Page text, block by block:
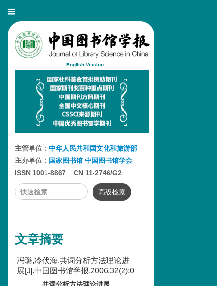
English Version
主管单位： 中华人民共和国文化和旅游部
主办单位： 国家图书馆 中国图书馆学会
ISSN 1001-8867 CN 11-2746/G2
高级检索
文章摘要
冯璐,冷伏海.共词分析方法理论进
展[J].中国图书馆学报,2006,32(2):0
共词分析方法理论进展